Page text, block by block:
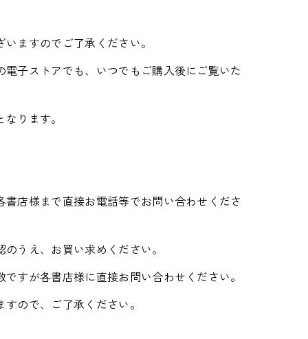
ますのでご了承ください。
子ストアでも、いつでもご購入後にご覧いた
ります。
店様まで直接お電話等でお問い合わせくださ
うえ、お買い求めください。
すが各書店様に直接お問い合わせください。
ので、ご了承ください。